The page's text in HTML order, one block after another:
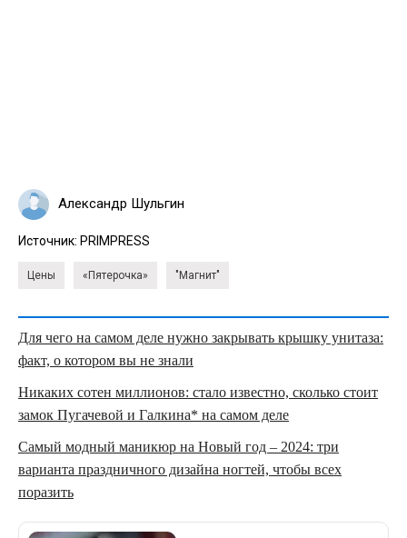
Александр Шульгин
Источник: PRIMPRESS
Цены «Пятерочка» "Магнит"
Для чего на самом деле нужно закрывать крышку унитаза:
факт, о котором вы не знали
Никаких сотен миллионов: стало известно, сколько стоит
замок Пугачевой и Галкина* на самом деле
Самый модный маникюр на Новый год – 2024: три
варианта праздничного дизайна ногтей, чтобы всех
поразить